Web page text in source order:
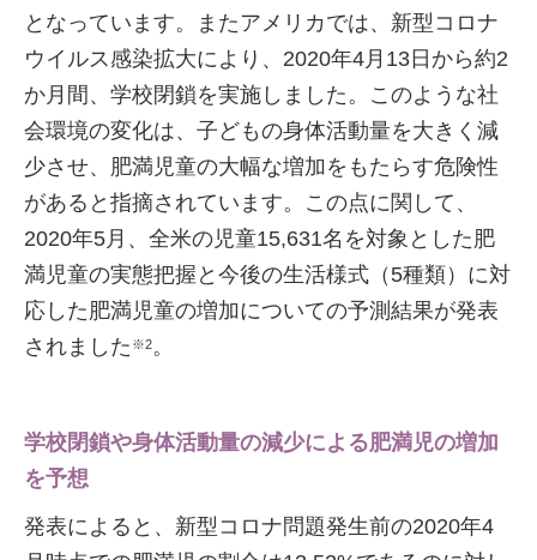
となっています。またアメリカでは、新型コロナ
ウイルス感染拡大により、2020年4月13日から約2
か月間、学校閉鎖を実施しました。このような社
会環境の変化は、子どもの身体活動量を大きく減
少させ、肥満児童の大幅な増加をもたらす危険性
があると指摘されています。この点に関して、
2020年5月、全米の児童15,631名を対象とした肥
満児童の実態把握と今後の生活様式（5種類）に対
応した肥満児童の増加についての予測結果が発表
されました ※2。
学校閉鎖や身体活動量の減少による肥満児の増加
を予想
発表によると、新型コロナ問題発生前の2020年4